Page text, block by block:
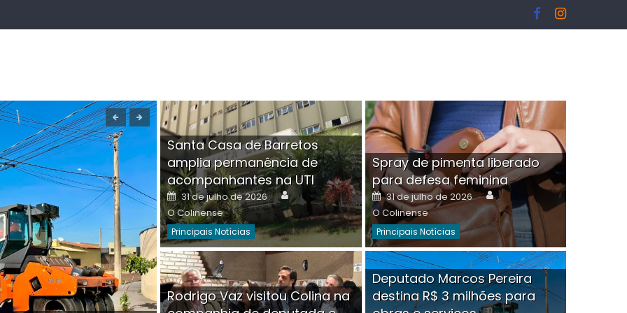
Boutique na Av. Ângelo Martins Tristão é
invadida por criminoso mascarado
Santa Casa de Barretos
amplia permanência de
acompanhantes na UTI
Posted
on
31 de julho de 2026 Author
O Colinense
Principais Notícias
Spray de pimenta liberado
para defesa feminina
Posted
on
31 de julho de 2026 Author
O Colinense
Principais Notícias
Rodrigo Vaz visitou Colina na
Deputado Marcos Pereira
destina R$ 3 milhões para